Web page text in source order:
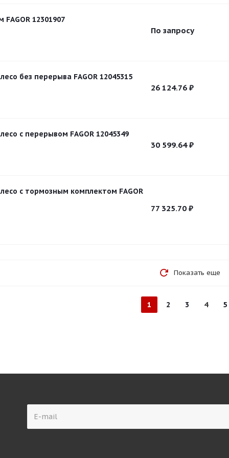
12301907
По запросу
без перерыва FAGOR 12045315
26 124.76 ₽
с перерывом FAGOR 12045349
30 599.64₽
с тормозным комплектом FAGOR
77 325.70 ₽
Показать еще
1 2 3 4 5